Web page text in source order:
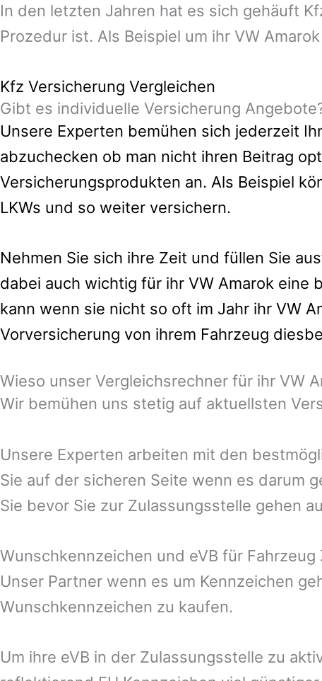
In den letzten Jahren hat es sich gehäuft
Prozedur ist. Als Beispiel um ihr VW
Kfz Versicherung Vergleichen
Gibt es individuelle Versicherung
Unsere Experten bemühen sich jederzeit
abzuchecken ob man nicht ihren Beitrag
Versicherungsprodukten an. Als Beispiel
LKWs und so weiter versichern.
Nehmen Sie sich ihre Zeit und füllen Sie
dabei auch wichtig für ihr VW Amarok
kann wenn sie nicht so oft im Jahr ihr VW
Vorversicherung von ihrem Fahrzeug
Wieso unser Vergleichsrechner für ihr VW
Wir bemühen uns stetig auf aktuellsten
Unsere Experten arbeiten mit den
Sie auf der sicheren Seite wenn es darum
Sie bevor Sie zur Zulassungsstelle gehen
Wunschkennzeichen und eVB für Fahrzeug
Unser Partner wenn es um Kennzeichen
Wunschkennzeichen zu kaufen.
Um ihre eVB in der Zulassungsstelle zu